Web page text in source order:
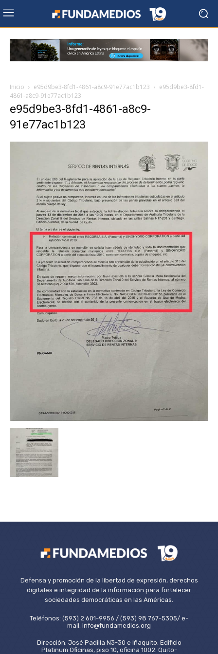
Inicio e95d9be3-8fd1-4861-a8c9-91e77ac1b123
e95d9be3-8fd1-
4861-a8c9-91e77ac1b123
e95d9be3-8fd1-4861-a8c9-
91e77ac1b123
Defensa y promoción de la libertad de expresión, derechos
digitales e integridad de la información para fortalecer
sociedades democráticas en las Américas.
Teléfonos: (593) 2 601-9956 / (593) 98 767-5305/ e-
mail: info@fundamedios.org
Dirección: José Padilla N3-30 e Iñaquito, Edificio
Platinum Oficinas, piso 10, oficina 1002. Quito-